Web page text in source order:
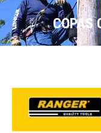
COPAS